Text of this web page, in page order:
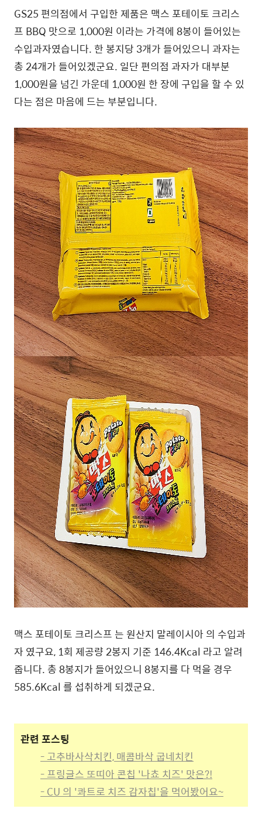
GS25 편의점에서 구입한 제품은 맥스 포테이토 크리스
프 BBQ 맛으로 1,000원 이라는 가격에 8봉이 들어있는
수입과자였습니다. 한 봉지당 3개가 들어있으니 과자는
총 24개가 들어있겠군요. 일단 편의점 과자가 대부분
1,000원을 넘긴 가운데 1,000원 한 장에 구입을 할 수 있
다는 점은 마음에 드는 부분입니다.
맥스 포테이토 크리스프 는 원산지 말레이시아 의 수입과
자 였구요, 1회 제공량 2봉지 기준 146.4Kcal 라고 알려
줍니다. 총 8봉지가 들어있으니 8봉지를 다 먹을 경우
585.6Kcal 를 섭취하게 되겠군요.
관련 포스팅
- 고추바사삭치킨, 매콤바삭 굽네치킨
- 프링글스 또띠아 콘칩 '나쵸 치즈' 맛은?!
- CU 의 '콰트로 치즈 감자칩'을 먹어봤어요~